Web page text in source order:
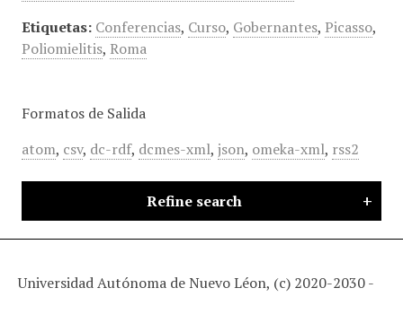
Etiquetas: Conferencias, Curso, Gobernantes, Picasso,
Poliomielitis, Roma
Formatos de Salida
atom, csv, dc-rdf, dcmes-xml, json, omeka-xml, rss2
Refine search
Universidad Autónoma de Nuevo Léon, (c) 2020-2030 -